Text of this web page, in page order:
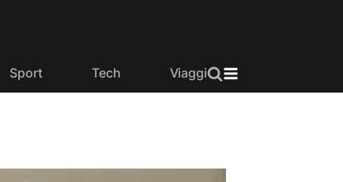
Sport Tech Viaggi